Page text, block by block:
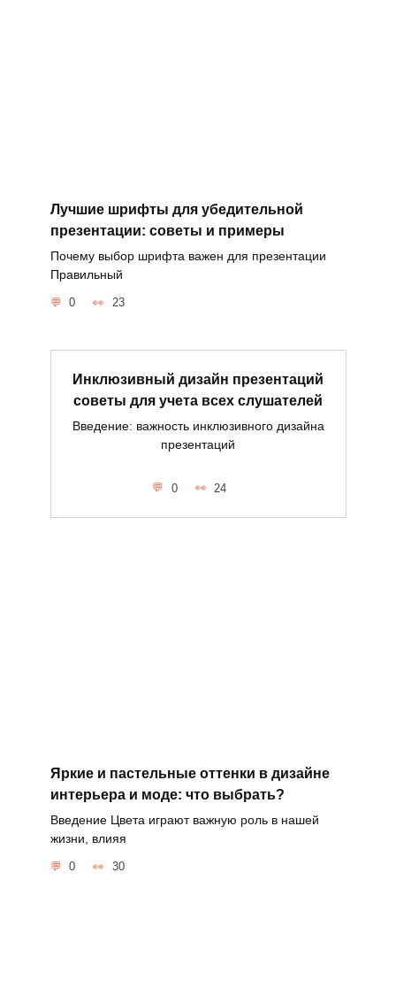
Лучшие шрифты для убедительной
презентации: советы и примеры
Почему выбор шрифта важен для презентации
Правильный
0 23
Инклюзивный дизайн презентаций
советы для учета всех слушателей
Введение: важность инклюзивного дизайна
презентаций
0 24
Яркие и пастельные оттенки в дизайне
интерьера и моде: что выбрать?
Введение Цвета играют важную роль в нашей
жизни, влияя
0 30